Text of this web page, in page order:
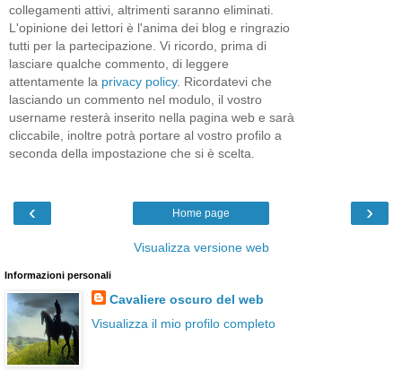
collegamenti attivi, altrimenti saranno eliminati.
L'opinione dei lettori è l'anima dei blog e ringrazio
tutti per la partecipazione. Vi ricordo, prima di
lasciare qualche commento, di leggere
attentamente la privacy policy. Ricordatevi che
lasciando un commento nel modulo, il vostro
username resterà inserito nella pagina web e sarà
cliccabile, inoltre potrà portare al vostro profilo a
seconda della impostazione che si è scelta.
‹ ›
Home page
Visualizza versione web
Informazioni personali
Cavaliere oscuro del web
Visualizza il mio profilo completo